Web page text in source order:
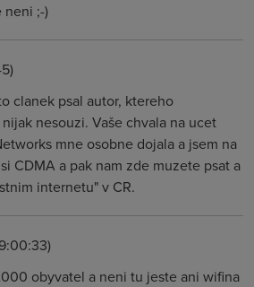
;-)
clanek psal autor, ktereho
nesouzi. Vaše chvala na ucet
mne osobne dojala a jsem na
CDMA a pak nam zde muzete psat a
internetu" v CR.
obyvatel a neni tu jeste ani wifina